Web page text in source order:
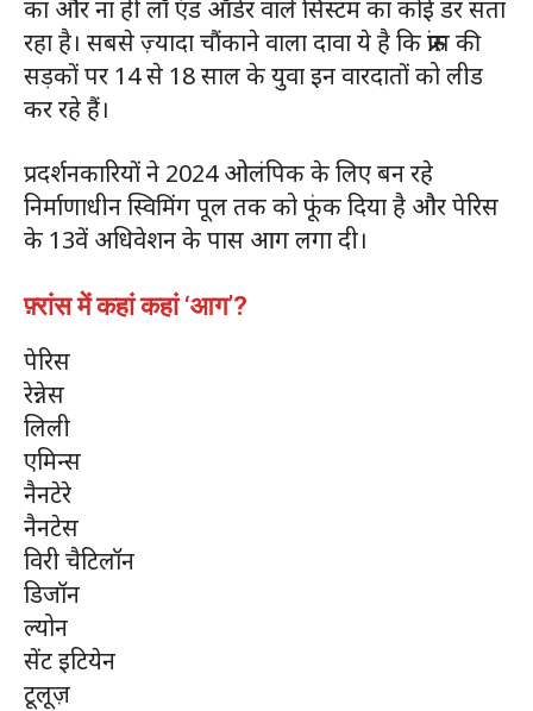
का और ना ही लॉ एंड ऑर्डर वाले सिस्टम का कोई डर सता
रहा है। सबसे ज़्यादा चौंकाने वाला दावा ये है कि फ्रांस की
सड़कों पर 14 से 18 साल के युवा इन वारदातों को लीड
कर रहे हैं।
प्रदर्शनकारियों ने 2024 ओलंपिक के लिए बन रहे
निर्माणाधीन स्विमिंग पूल तक को फूंक दिया है और पेरिस
के 13वें अधिवेशन के पास आग लगा दी।
फ़्रांस में कहां कहां ‘आग’?
पेरिस
रेन्नेस
लिली
एमिन्स
नैनटेरे
नैनटेस
विरी चैटिलॉन
डिजॉन
ल्योन
सेंट इटियेन
टूलूज़